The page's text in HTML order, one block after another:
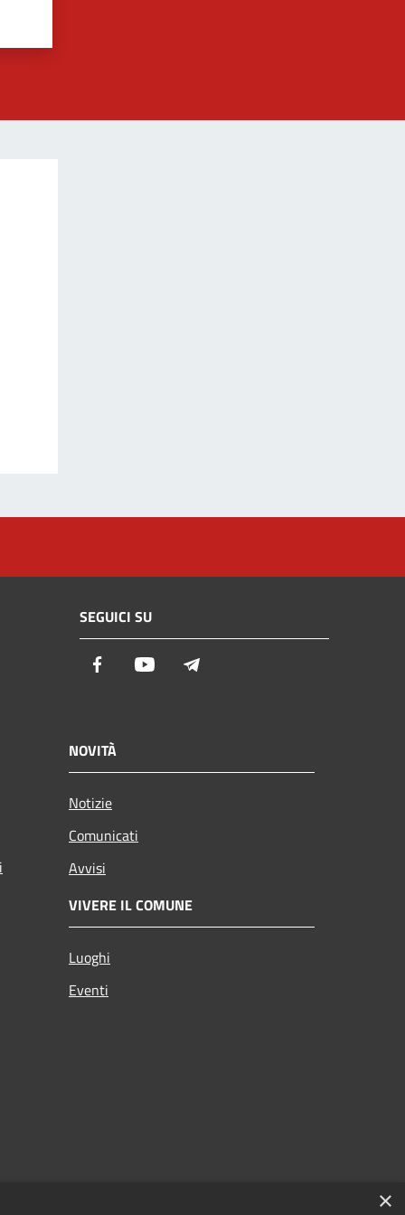
SEGUICI SU
Facebook Youtube
NOVITÀ
Notizie
Comunicati
Avvisi
VIVERE IL COMUNE
Luoghi
Eventi
×